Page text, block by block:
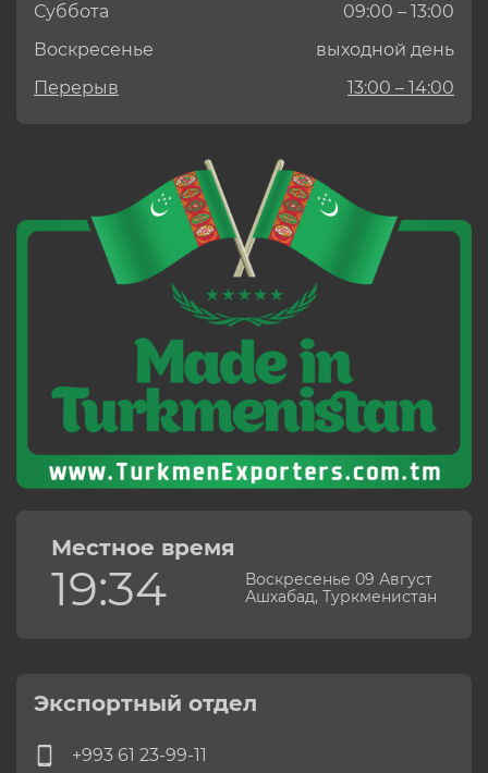
Суббота
09:00 – 13:00
Воскресенье
выходной день
Перерыв
13:00 – 14:00
Местное время
19:34
Воскресенье 09 Август
Ашхабад, Туркменистан
Экспортный отдел
+993 61 23-99-11